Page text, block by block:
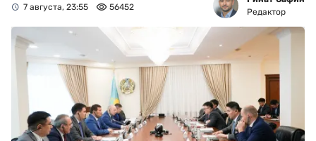
7 августа, 23:55 56452
Редактор